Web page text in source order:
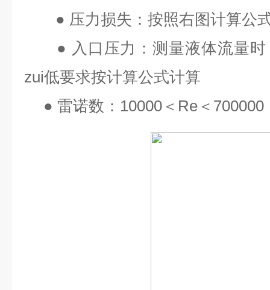
● 压力损失：按照右图计算公
● 入口压力：测量液体流量
zui低要求按计算公式计算
● 雷诺数： 10000 ＜ Re ＜ 700000